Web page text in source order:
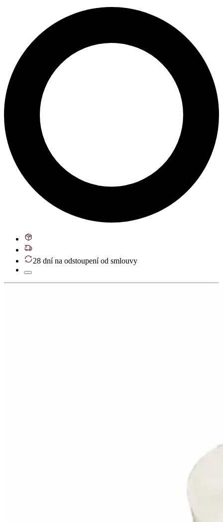
28 dní na odstoupení od smlouvy